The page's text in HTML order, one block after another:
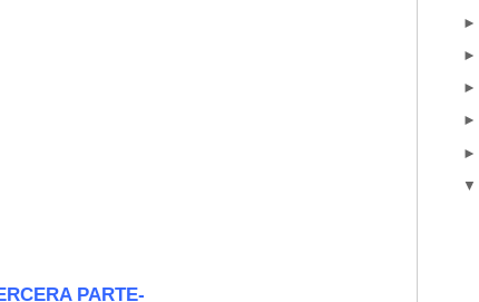
PARTE-
►
►
►
►
►
▼